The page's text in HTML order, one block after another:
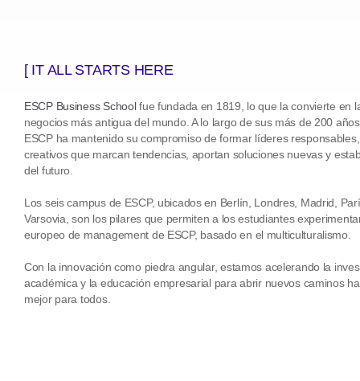
[ IT ALL STARTS HERE
ESCP Business Schoolfue fundada en 1819, lo que la convierte en
negocios más antigua del mundo. A lo largo de sus más de 200
ESCP ha mantenido su compromiso de formar líderes
creativos que marcan tendencias, aportan soluciones nuevas y
del futuro.
Los seis campus de ESCP, ubicados en Berlín, Londres, Madrid,
Varsovia, son los pilares que permiten a los estudiantes
europeo de management de ESCP, basado en el multiculturalismo.
Con la innovación como piedra angular, estamos acelerando la
académica y la educación empresarial para abrir nuevos caminos
mejor para todos.